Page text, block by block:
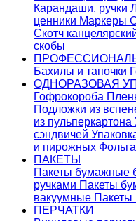
Карандаши, ручки
ценники Маркеры
Скотч
скобы
Бахилы и тапочки
ОДНОРАЗОВАЯ
Гофрокороба
Подложки из
из пульперкартона
сэндвичей
и пирожных Фольга
ПАКЕТЫ
Пакеты бумажные
ручками Пакеты
вакуумные Пакеты
ПЕРЧАТКИ